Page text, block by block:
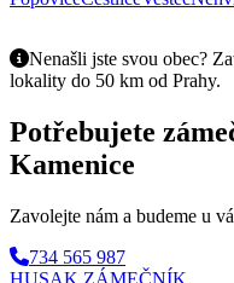
Nenašli jste svou obec?
lokality do 50 km od Prahy.
Potřebujete
Kamenice
Zavolejte nám a budeme u
734 565 987
HUSAK ZÁMEČNÍK